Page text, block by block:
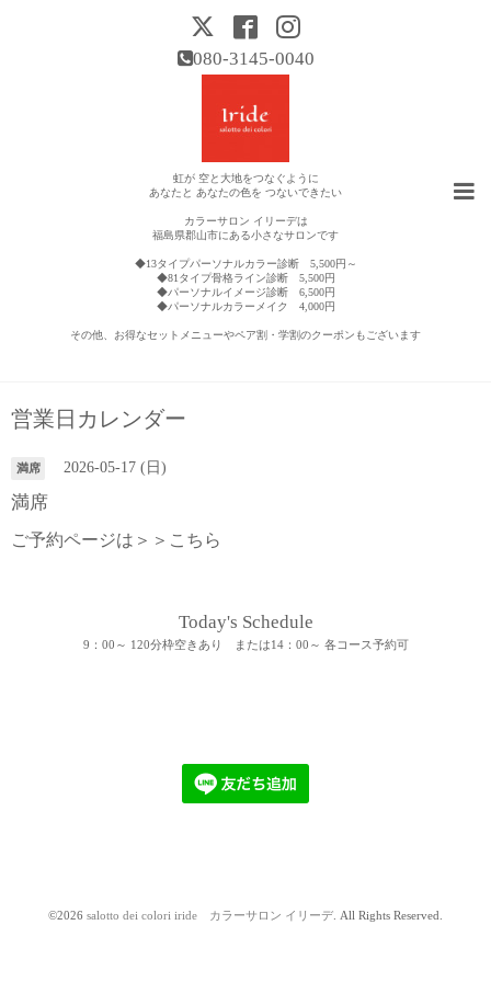
080-3145-0040
虹が 空と大地をつなぐように
あなたと あなたの色を つないできたい
カラーサロン イリーデは
福島県郡山市にある小さなサロンです
◆13タイプパーソナルカラー診断 5,500円～
◆81タイプ骨格ライン診断 5,500円
◆パーソナルイメージ診断 6,500円
◆パーソナルカラーメイク 4,000円
その他、お得なセットメニューやペア割・学割のクーポンもございます
営業日カレンダー
満席 2026-05-17 (日)
満席
ご予約ページは＞＞ こちら
Today's Schedule
9：00～ 120分枠空きあり または14：00～ 各コース予約可
©2026 salotto dei colori iride カラーサロン イリーデ. All Rights Reserved.